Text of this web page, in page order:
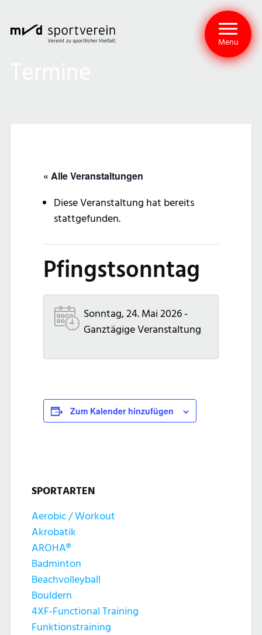
Menu
« Alle Veranstaltungen
Diese Veranstaltung hat bereits
stattgefunden.
Pfingstsonntag
Sonntag, 24. Mai 2026 -
Ganztägige Veranstaltung
Zum Kalender hinzufügen
SPORTARTEN
Aerobic / Workout
Akrobatik
AROHA®
Badminton
Beachvolleyball
Bouldern
4XF-Functional Training
Funktionstraining